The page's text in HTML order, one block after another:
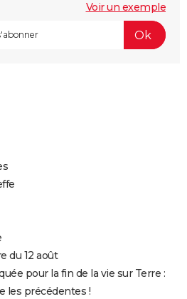
Voir un exemple
du 12 août
pour la fin de la vie sur Terre :
les précédentes !